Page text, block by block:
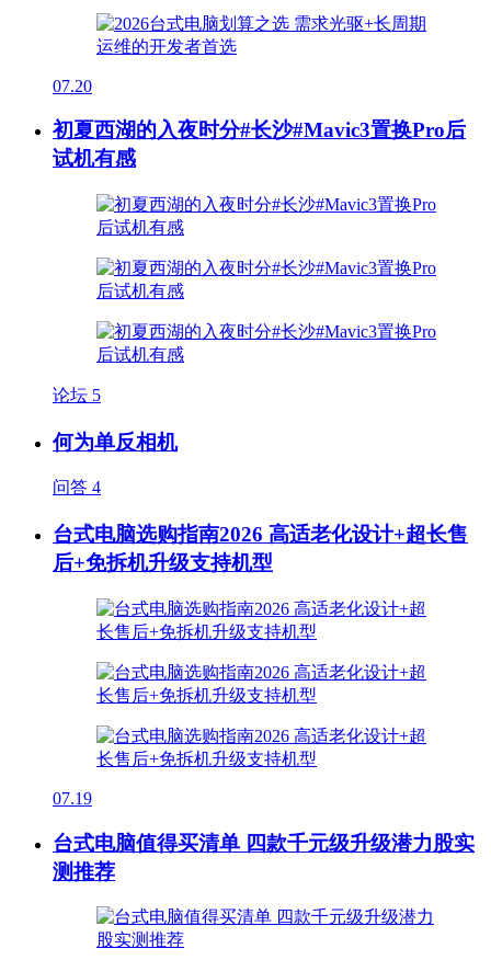
07.20
初夏西湖的入夜时分#长沙#Mavic3置换Pro后
试机有感
论坛 5
何为单反相机
问答 4
台式电脑选购指南2026 高适老化设计+超长售
后+免拆机升级支持机型
07.19
台式电脑值得买清单 四款千元级升级潜力股实
测推荐